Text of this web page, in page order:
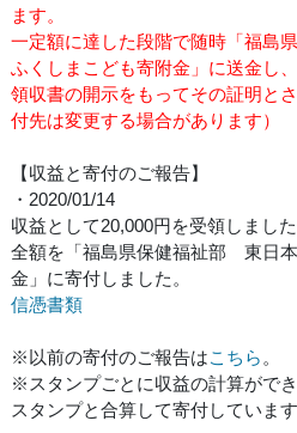
ます。
一定額に達した段階で随時「福島
ふくしまこども寄附金」に送金し、
領収書の開示をもってその証明と
付先は変更する場合があります）
【収益と寄付のご報告】
・2020/01/14
収益として20,000円を受領しました
全額を「福島県保健福祉部 東日
金」に寄付しました。
信憑書類
※以前の寄付のご報告はこちら 。
※スタンプごとに収益の計算がで
スタンプと合算して寄付しています